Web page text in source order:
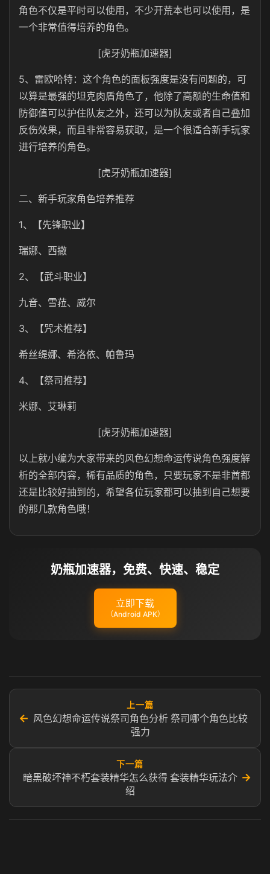
角色不仅是平时可以使用，不少开荒本也可以使用，是
一个非常值得培养的角色。
[虎牙奶瓶加速器]
5、雷欧哈特：这个角色的面板强度是没有问题的，可
以算是最强的坦克肉盾角色了，他除了高额的生命值和
防御值可以护住队友之外，还可以为队友或者自己叠加
反伤效果，而且非常容易获取，是一个很适合新手玩家
进行培养的角色。
[虎牙奶瓶加速器]
二、新手玩家角色培养推荐
1、【先锋职业】
瑞娜、西撒
2、【武斗职业】
九音、雪菈、威尔
3、【咒术推荐】
希丝缇娜、希洛依、帕鲁玛
4、【祭司推荐】
米娜、艾琳莉
[虎牙奶瓶加速器]
以上就小编为大家带来的风色幻想命运传说角色强度解
析的全部内容，稀有品质的角色，只要玩家不是非酋都
还是比较好抽到的，希望各位玩家都可以抽到自己想要
的那几款角色哦！
奶瓶加速器，免费、快速、稳定
立即下载
（Android APK）
←
上一篇
风色幻想命运传说祭司角色分析 祭司哪个角色比较
强力
下一篇
暗黑破坏神不朽套装精华怎么获得 套装精华玩法介
绍
→